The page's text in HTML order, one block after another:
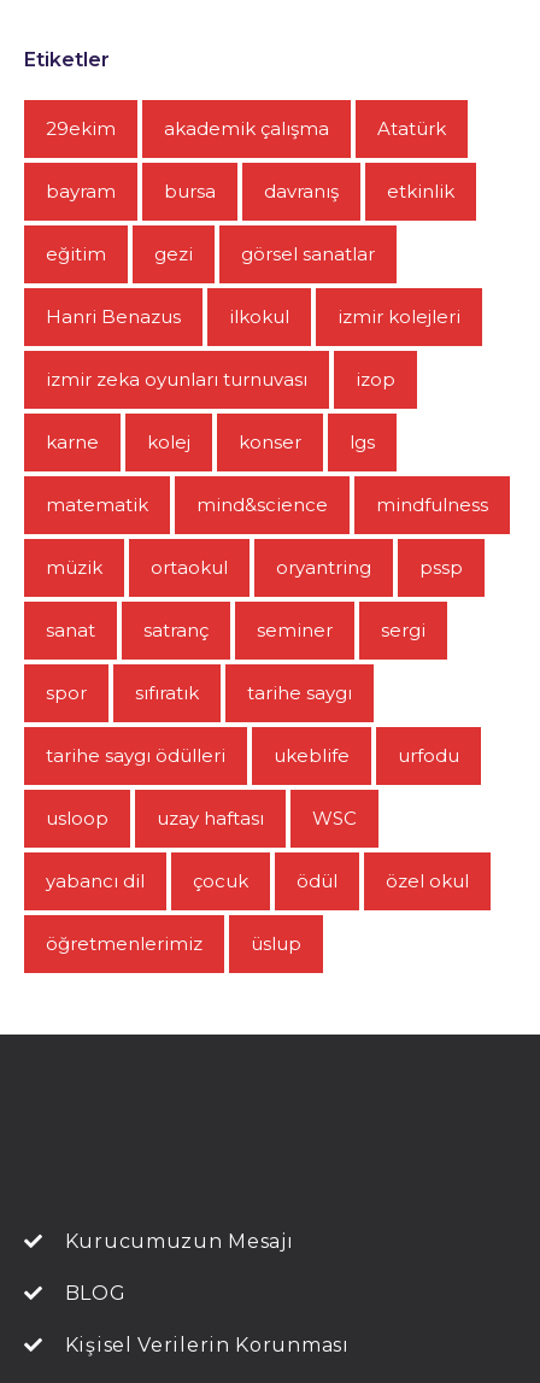
Etiketler
29ekim akademik çalışma Atatürk
bayram bursa davranış etkinlik
eğitim gezi görsel sanatlar
Hanri Benazus ilkokul izmir kolejleri
izmir zeka oyunları turnuvası izop
karne kolej konser lgs
matematik mind&science mindfulness
müzik ortaokul oryantring pssp
sanat satranç seminer sergi
spor sıfıratık tarihe saygı
tarihe saygı ödülleri ukeblife urfodu
usloop uzay haftası WSC
yabancı dil çocuk ödül özel okul
öğretmenlerimiz üslup
Kurucumuzun Mesajı
BLOG
Kişisel Verilerin Korunması